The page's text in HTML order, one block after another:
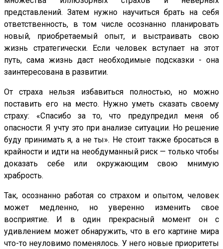
представлений. Затем нужно научиться брать на себя
ответственность, в том числе осознанно планировать
новый, приобретаемый опыт, и выстраивать свою
жизнь стратегически. Если человек вступает на этот
путь, сама жизнь даст необходимые подсказки - она
заинтересована в развитии.
От страха нельзя избавиться полностью, но можно
поставить его на место. Нужно уметь сказать своему
страху: «Спасибо за то, что предупредил меня об
опасности. Я учту это при анализе ситуации. Но решение
буду принимать я, а не ты». Не стоит также бросаться в
крайности и идти на необдуманный риск — только чтобы
доказать себе или окружающим свою мнимую
храбрость.
Так, осознанно работая со страхом и опытом, человек
может медленно, но уверенно изменить свое
восприятие. И в один прекрасный момент он с
удивлением может обнаружить, что в его картине мира
что-то неуловимо поменялось. У него новые приоритеты